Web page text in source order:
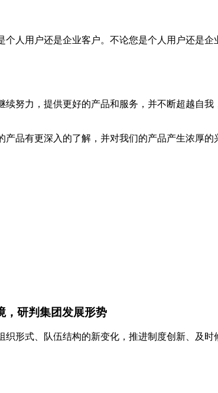
人用户还是企业客户。不论您是个人用户还是
努力，提供更好的产品和服务，并不断超越自
品有更深入的了解，并对我们的产品产生浓厚
，研判集团发展形势
织形式、队伍结构的新变化，推进制度创新、及